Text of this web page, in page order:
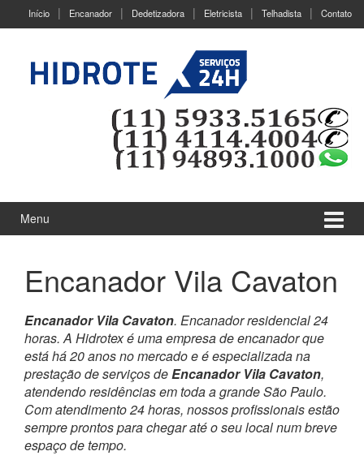
Início Encanador Dedetizadora Eletricista Telhadista Contato
Menu
Encanador Vila Cavaton
Encanador Vila Cavaton. Encanador residencial 24
horas. A Hidrotex é uma empresa de encanador que
está há 20 anos no mercado e é especializada na
prestação de serviços deEncanador Vila Cavaton,
atendendo residências em toda a grande São Paulo.
Com atendimento 24 horas, nossos profissionais estão
sempre prontos para chegar até o seu local num breve
espaço de tempo.